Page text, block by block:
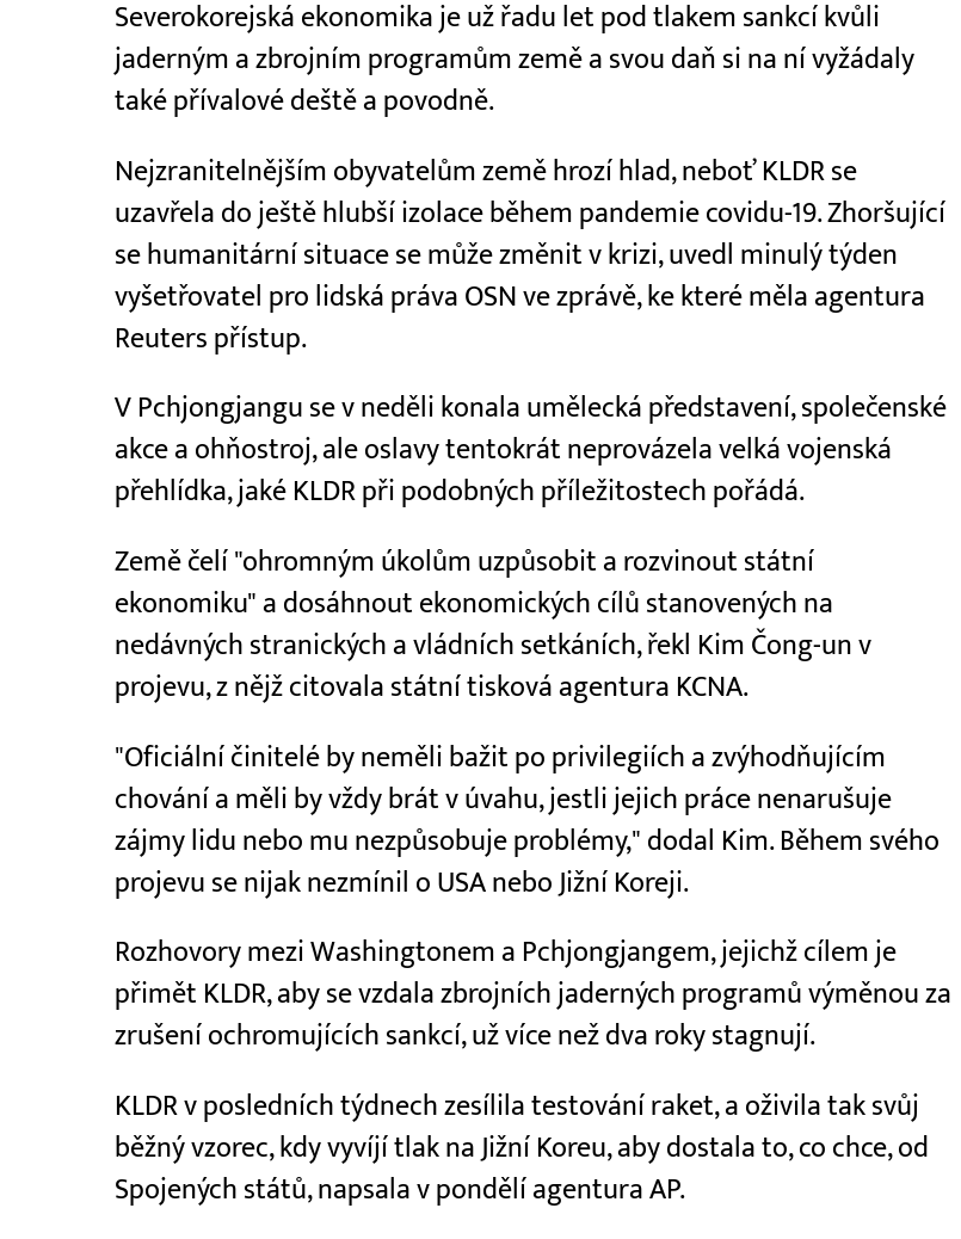
Severokorejská ekonomika je už řadu let pod tlakem sankcí kvůli
jaderným a zbrojním programům země a svou daň si na ní vyžádaly
také přívalové deště a povodně.
Nejzranitelnějším obyvatelům země hrozí hlad, neboť KLDR se
uzavřela do ještě hlubší izolace během pandemie covidu-19. Zhoršující
se humanitární situace se může změnit v krizi, uvedl minulý týden
vyšetřovatel pro lidská práva OSN ve zprávě, ke které měla agentura
Reuters přístup.
V Pchjongjangu se v neděli konala umělecká představení, společenské
akce a ohňostroj, ale oslavy tentokrát neprovázela velká vojenská
přehlídka, jaké KLDR při podobných příležitostech pořádá.
Země čelí "ohromným úkolům uzpůsobit a rozvinout státní
ekonomiku" a dosáhnout ekonomických cílů stanovených na
nedávných stranických a vládních setkáních, řekl Kim Čong-un v
projevu, z nějž citovala státní tisková agentura KCNA.
"Oficiální činitelé by neměli bažit po privilegiích a zvýhodňujícím
chování a měli by vždy brát v úvahu, jestli jejich práce nenarušuje
zájmy lidu nebo mu nezpůsobuje problémy," dodal Kim. Během svého
projevu se nijak nezmínil o USA nebo Jižní Koreji.
Rozhovory mezi Washingtonem a Pchjongjangem, jejichž cílem je
přimět KLDR, aby se vzdala zbrojních jaderných programů výměnou za
zrušení ochromujících sankcí, už více než dva roky stagnují.
KLDR v posledních týdnech zesílila testování raket, a oživila tak svůj
běžný vzorec, kdy vyvíjí tlak na Jižní Koreu, aby dostala to, co chce, od
Spojených států, napsala v pondělí agentura AP.